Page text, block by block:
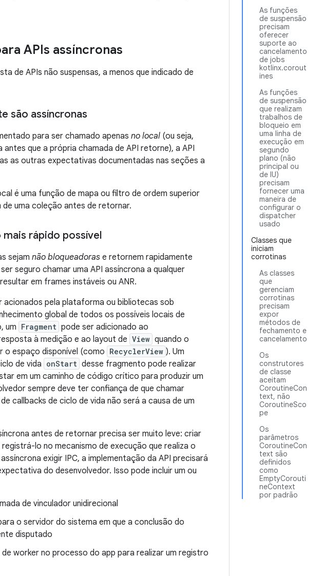
As funções
de suspensão
precisam
oferecer
suporte ao
cancelamento
de jobs
kotlinx.corout
ines
As funções
de suspensão
que realizam
trabalhos de
bloqueio em
uma linha de
execução em
segundo
plano (não
principal ou
de IU)
precisam
fornecer uma
maneira de
configurar o
dispatcher
usado
Classes que
iniciam
corrotinas
As classes
que
gerenciam
corrotinas
precisam
expor
métodos de
fechamento e
cancelamento
Os
construtores
de classe
aceitam
CoroutineCon
text, não
CoroutineSco
pe
Os
parâmetros
CoroutineCon
text são
definidos
como
EmptyCorouti
neContext
por padrão
APIs assíncronas
de APIs não suspensas, a menos que indicado de
são assíncronas
para ser chamado apenas no local (ou seja,
que a própria chamada de API retorne), a API
as outras expectativas documentadas nas seções a
é uma função de mapa ou filtro de ordem superior
uma coleção antes de retornar.
rápido possível
sejam não bloqueadoras e retornem rapidamente
seguro chamar uma API assíncrona a qualquer
em frames instáveis ou ANR.
acionados pela plataforma ou bibliotecas sob
global de todos os possíveis locais de
um Fragment pode ser adicionado ao
à medição e ao layout de View quando o
o espaço disponível (como RecyclerView ). Um
de vida onStart desse fragmento pode realizar
em um caminho de código crítico para produzir um
sempre deve ter confiança de que chamar
callbacks de ciclo de vida não será a causa de um
antes de retornar precisa ser muito leve: criar
lo no mecanismo de execução que realiza o
exigir IPC, a implementação da API precisará
do desenvolvedor. Isso pode incluir um ou
de vinculador unidirecional
o servidor do sistema em que a conclusão do
disputado
worker no processo do app para realizar um registro